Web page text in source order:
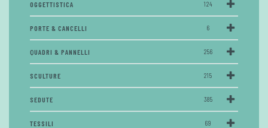
OGGETTISTICA 124
PORTE & CANCELLI 6
QUADRI & PANNELLI 256
SCULTURE 215
SEDUTE 385
TESSILI 69